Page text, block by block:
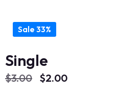
Sale 33%
Single
$3.00 Le
$2.00Le